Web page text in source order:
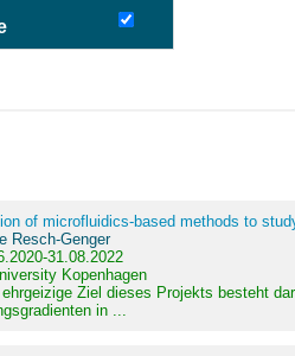
of microfluidics-based methods to
Resch-Genger
31.08.2022
Kopenhagen
ehrgeizige Ziel dieses Projekts besteht
in ...